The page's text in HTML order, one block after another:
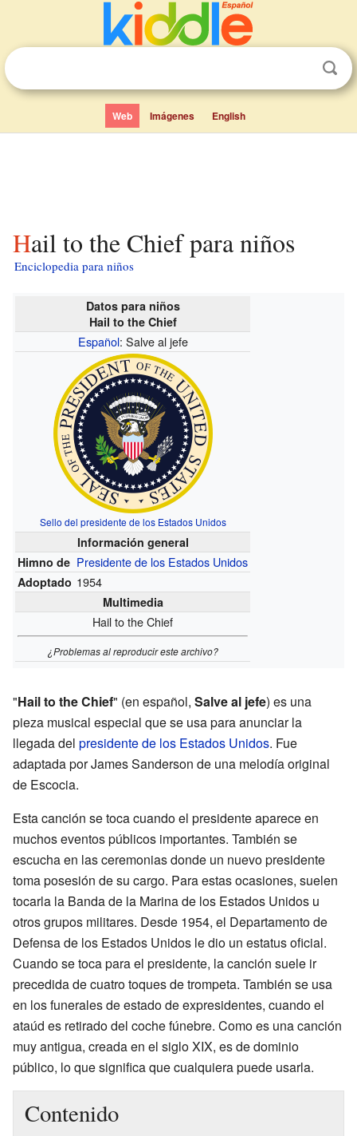
Web Imágenes English
Hail to the Chief para niños
Enciclopedia para niños
Datos para niños
Hail to the Chief
Español: Salve al jefe
Sello del presidente de los Estados Unidos
Información general
Himno de Presidente de los Estados Unidos
Adoptado 1954
Multimedia
Hail to the Chief
¿Problemas al reproducir este archivo?
"Hail to the Chief" (en español, Salve al jefe) es una
pieza musical especial que se usa para anunciar la
llegada del presidente de los Estados Unidos. Fue
adaptada por James Sanderson de una melodía original
de Escocia.
Esta canción se toca cuando el presidente aparece en
muchos eventos públicos importantes. También se
escucha en las ceremonias donde un nuevo presidente
toma posesión de su cargo. Para estas ocasiones, suelen
tocarla la Banda de la Marina de los Estados Unidos u
otros grupos militares. Desde 1954, el Departamento de
Defensa de los Estados Unidos le dio un estatus oficial.
Cuando se toca para el presidente, la canción suele ir
precedida de cuatro toques de trompeta. También se usa
en los funerales de estado de expresidentes, cuando el
ataúd es retirado del coche fúnebre. Como es una canción
muy antigua, creada en el siglo XIX, es de dominio
público, lo que significa que cualquiera puede usarla.
Contenido